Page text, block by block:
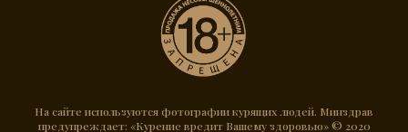
На сайте используются фотографии курящих людей. Минздрав
предупреждает: «Курение вредит Вашему здоровью» © 2020